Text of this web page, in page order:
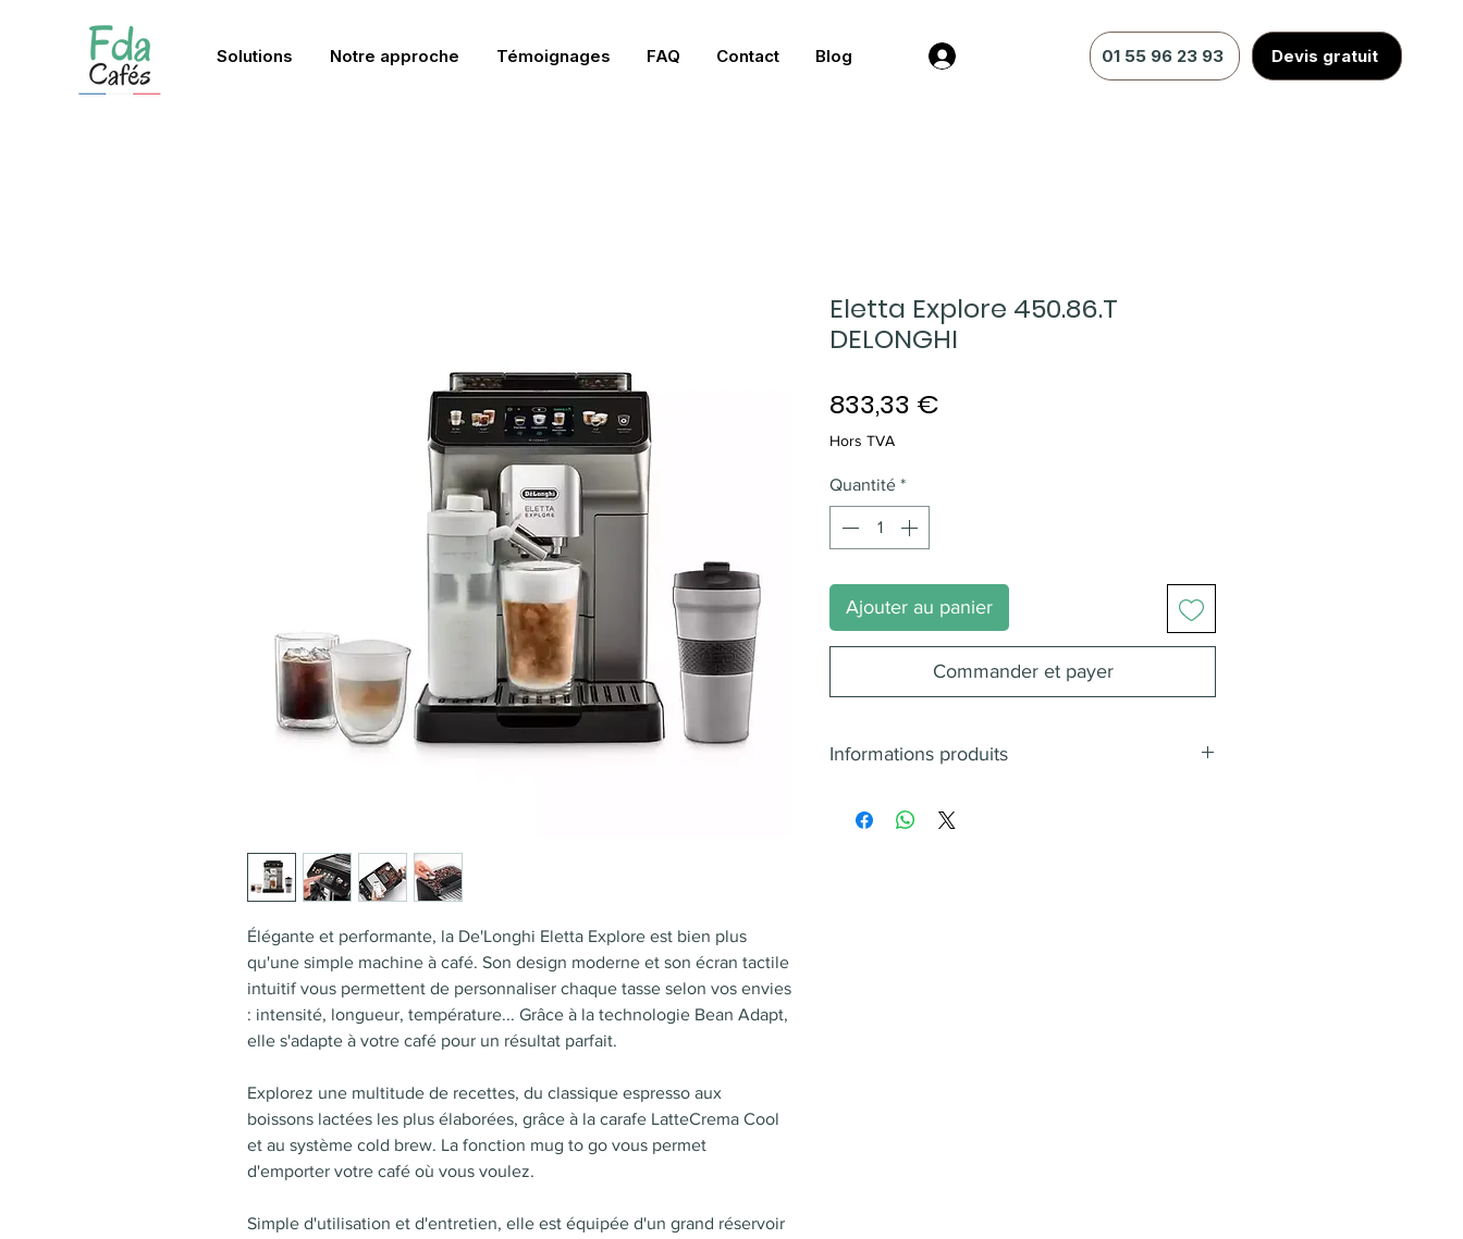
Solutions Notre approche Témoignages FAQ Contact Blog 01 55 96 23 93 Devis gratuit
Élégante et performante, la De'Longhi Eletta Explore est bien plus
qu'une simple machine à café. Son design moderne et son écran tactile
intuitif vous permettent de personnaliser chaque tasse selon vos envies
: intensité, longueur, température... Grâce à la technologie Bean Adapt,
elle s'adapte à votre café pour un résultat parfait.
Explorez une multitude de recettes, du classique espresso aux
boissons lactées les plus élaborées, grâce à la carafe LatteCrema Cool
et au système cold brew. La fonction mug to go vous permet
d'emporter votre café où vous voulez.
Simple d'utilisation et d'entretien, elle est équipée d'un grand réservoir
Eletta Explore 450.86.T
DELONGHI
833,33 €
Hors TVA
Quantité *
Ajouter au panier
Commander et payer
Informations produits
50+ recettes